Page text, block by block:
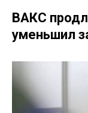
ВАКС
уменьшил